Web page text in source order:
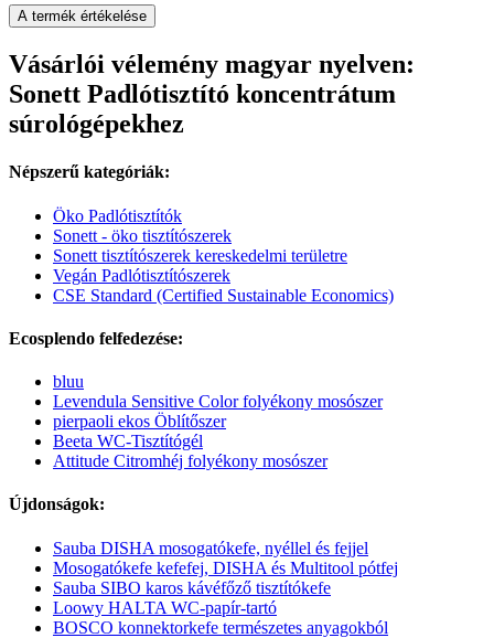
A termék értékelése
Vásárlói vélemény magyar nyelven:
Sonett Padlótisztító koncentrátum
súrológépekhez
Népszerű kategóriák:
Öko Padlótisztítók
Sonett - öko tisztítószerek
Sonett tisztítószerek kereskedelmi területre
Vegán Padlótisztítószerek
CSE Standard (Certified Sustainable Economics)
Ecosplendo felfedezése:
bluu
Levendula Sensitive Color folyékony mosószer
pierpaoli ekos Öblítőszer
Beeta WC-Tisztítógél
Attitude Citromhéj folyékony mosószer
Újdonságok:
Sauba DISHA mosogatókefe, nyéllel és fejjel
Mosogatókefe kefefej, DISHA és Multitool pótfej
Sauba SIBO karos kávéfőző tisztítókefe
Loowy HALTA WC-papír-tartó
BOSCO konnektorkefe természetes anyagokból